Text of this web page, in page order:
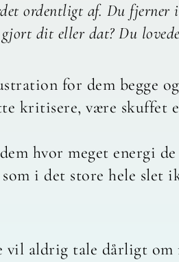
ordentligt af. Du fjerner
dit eller dat? Du
for dem begge
kritisere, være skuffet
hvor meget energi
som i det store hele
aldrig tale dårligt om